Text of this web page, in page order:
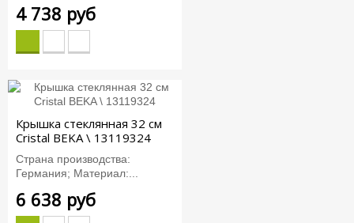
4 738 руб
Крышка стеклянная 32 см
Cristal BEKA \ 13119324
Страна производства:
Германия; Материал:...
6 638 руб